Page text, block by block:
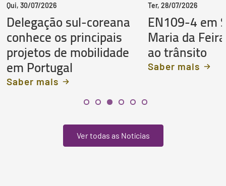
Qui, 30/07/2026
Delegação sul-coreana
conhece os principais
projetos de mobilidade
em Portugal
Saber mais
Ter, 28/07/2026
EN109-4 em
Maria da
ao trânsito
Saber mais
Ver todas as Notícias